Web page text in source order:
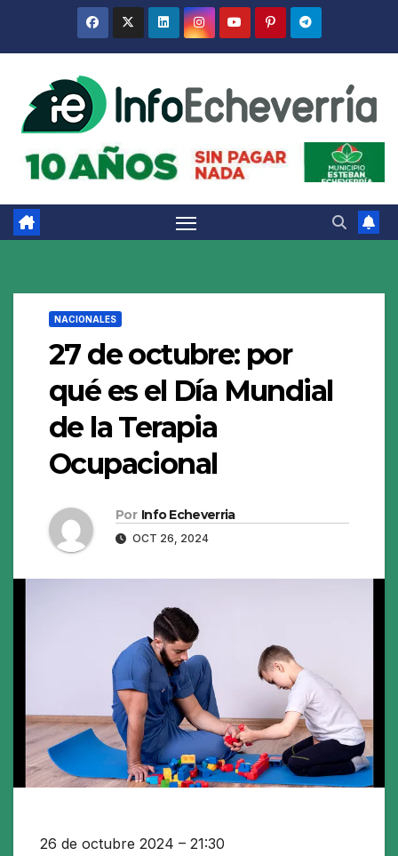
NACIONALES
27 de octubre: por
qué es el Día Mundial
de la Terapia
Ocupacional
Por Info Echeverria
OCT 26, 2024
26 de octubre 2024 – 21:30